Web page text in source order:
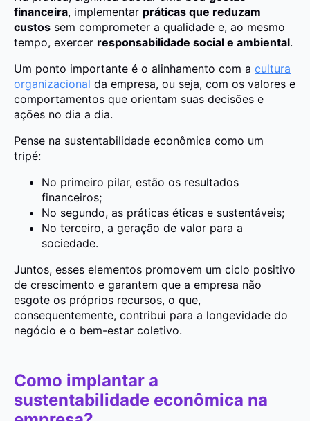
financeira, implementar práticas que reduzam
custos sem comprometer a qualidade e, ao mesmo
tempo, exercer responsabilidade social e ambiental.
Um ponto importante é o alinhamento com a cultura
organizacional da empresa, ou seja, com os valores e
comportamentos que orientam suas decisões e
ações no dia a dia.
Pense na sustentabilidade econômica como um
tripé:
No primeiro pilar, estão os resultados
financeiros;
No segundo, as práticas éticas e sustentáveis;
No terceiro, a geração de valor para a
sociedade.
Juntos, esses elementos promovem um ciclo positivo
de crescimento e garantem que a empresa não
esgote os próprios recursos, o que,
consequentemente, contribui para a longevidade do
negócio e o bem-estar coletivo.
Como implantar a
sustentabilidade econômica na